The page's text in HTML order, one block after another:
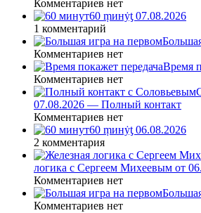
Комментариев нет
60 ṃинẏƫ 07.08.2026
1 комментарий
Комментариев нет
Время
Комментариев нет
07.08.2026 — Полный контакт
Комментариев нет
60 ṃинẏƫ 06.08.2026
2 комментария
логика с Сергеем Михеевым от
Комментариев нет
Комментариев нет